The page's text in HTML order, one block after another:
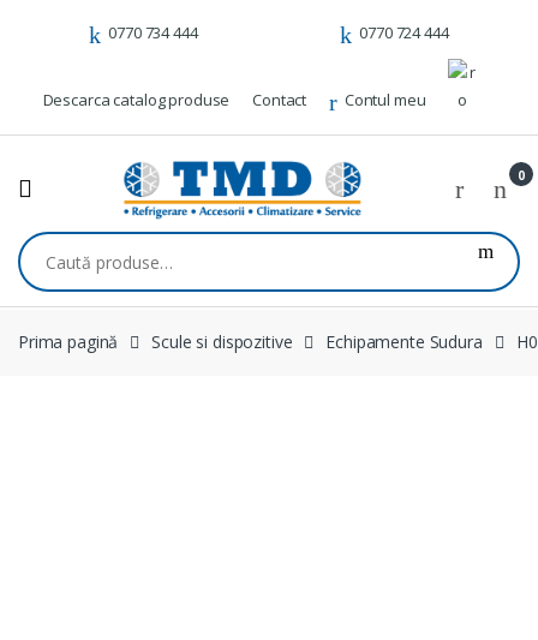
0770 734 444 0770 724 444
Descarca catalog produse Contact Contul meu
0
Caută după:
Prima pagină Scule si dispozitive Echipamente Sudura